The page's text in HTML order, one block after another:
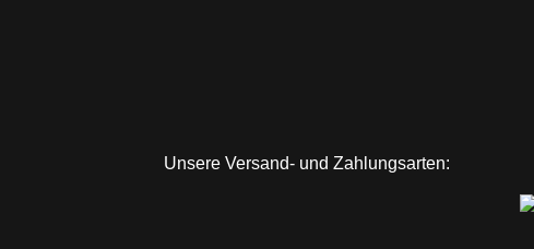
Unsere Versand- und Zahlungsarten: